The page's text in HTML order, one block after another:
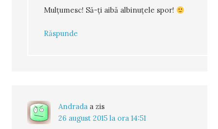
Mulțumesc! Să-ți aibă albinuțele spor!
Răspunde
Andrada a zis
26 august 2015 la ora 14:51